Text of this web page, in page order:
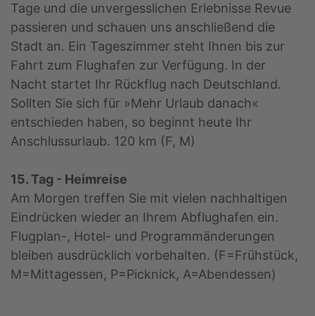
Tage und die unvergesslichen Erlebnisse Revue
passieren und schauen uns anschließend die
Stadt an. Ein Tageszimmer steht Ihnen bis zur
Fahrt zum Flughafen zur Verfügung. In der
Nacht startet Ihr Rückflug nach Deutschland.
Sollten Sie sich für »Mehr Urlaub danach«
entschieden haben, so beginnt heute Ihr
Anschlussurlaub. 120 km (F, M)
15. Tag - Heimreise
Am Morgen treffen Sie mit vielen nachhaltigen
Eindrücken wieder an Ihrem Abflughafen ein.
Flugplan-, Hotel- und Programmänderungen
bleiben ausdrücklich vorbehalten. (F=Frühstück,
M=Mittagessen, P=Picknick, A=Abendessen)